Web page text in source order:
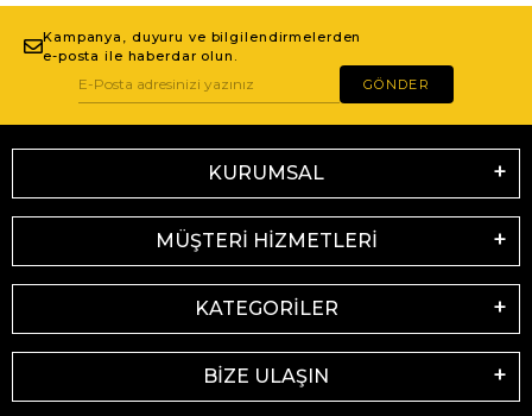
Kampanya, duyuru ve bilgilendirmelerden
e-posta ile haberdar olun.
GÖNDER
KURUMSAL
MÜŞTERİ HİZMETLERİ
KATEGORİLER
BİZE ULAŞIN